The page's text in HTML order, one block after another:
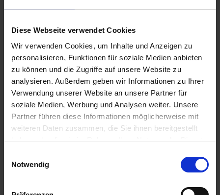
Diese Webseite verwendet Cookies
Wir verwenden Cookies, um Inhalte und Anzeigen zu
personalisieren, Funktionen für soziale Medien anbieten
zu können und die Zugriffe auf unsere Website zu
analysieren. Außerdem geben wir Informationen zu Ihrer
Verwendung unserer Website an unsere Partner für
soziale Medien, Werbung und Analysen weiter. Unsere
Partner führen diese Informationen möglicherweise mit
weiteren Daten zusammen, die Sie ihnen bereitgestellt
haben oder die sie im Rahmen Ihrer Nutzung der Dienste
Notwendig
IN DEN
IN DEN